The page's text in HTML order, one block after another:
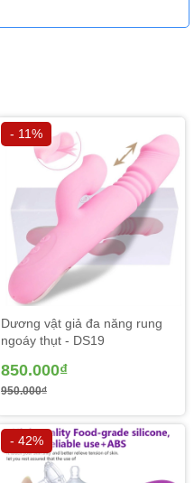
- 11%
Dương vật giả đa năng rung
ngoáy thụt - DS19
850.000₫
950.000₫
- 42%